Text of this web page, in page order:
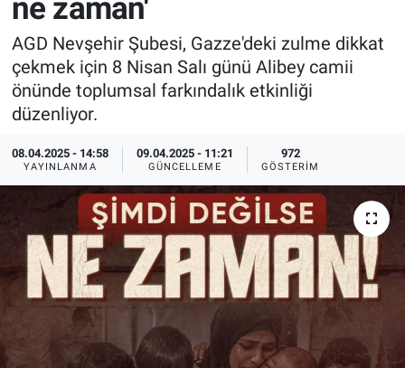
ne zaman'
AGD Nevşehir Şubesi, Gazze'deki zulme dikkat
çekmek için 8 Nisan Salı günü Alibey camii
önünde toplumsal farkındalık etkinliği
düzenliyor.
08.04.2025 - 14:58
YAYINLANMA
09.04.2025 - 11:21
GÜNCELLEME
972
GÖSTERIM
Sağlık
Yerel
Genel
Asayiş
İlan - Duyuru- Mesaj
Türkiye Gündemi
Sizden Gelenler
Yaşam
Sağlık
Eğitim
Kültür
3.Sayfa
İlan - Duyuru- Mesaj
Türkiye Gündemi
Sizden Gelenler